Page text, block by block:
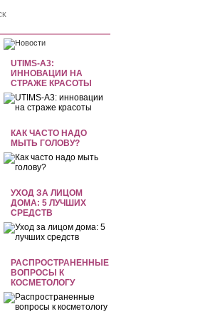
UTIMS-A3:
ИННОВАЦИИ НА
СТРАЖЕ КРАСОТЫ
КАК ЧАСТО НАДО
МЫТЬ ГОЛОВУ?
УХОД ЗА ЛИЦОМ
ДОМА: 5 ЛУЧШИХ
СРЕДСТВ
РАСПРОСТРАНЕННЫЕ
ВОПРОСЫ К
КОСМЕТОЛОГУ